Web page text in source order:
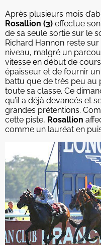
Après plusieurs mois
Rosallion (3) effectue
de sa seule sortie sur le
Richard Hannon reste
niveau, malgré un
vitesse en début de
épaisseur et de fournir
battu que de très peu
toute sa classe. Ce
qu’il a déjà devancés et
grandes prétentions.
cette piste, Rosallion
comme un lauréat en